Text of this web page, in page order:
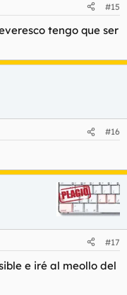
#15
tengo que ser
#16
#17
e iré al meollo del